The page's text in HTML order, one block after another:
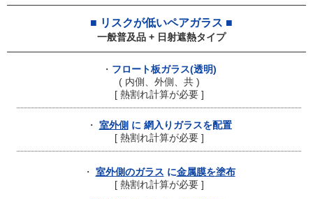
■ リスクが低いペアガラス ■
一般普及品 + 日射遮熱タイプ
・ フロート板ガラス(透明)
( 内側、外側、共 )
[ 熱割れ計算が必要 ]
・ 室外側 に 網入りガラスを配置
[ 熱割れ計算が必要 ]
・ 室外側のガラス に金属膜を塗布
[ 熱割れ計算が必要 ]